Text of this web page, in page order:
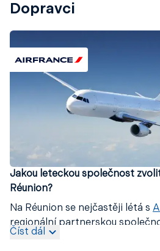
Dopravci
Jakou leteckou společnost
Réunion?
Na Réunion se nejčastěji létá s
regionální partnerskou
má hlavní základnu přímo na
Číst dál